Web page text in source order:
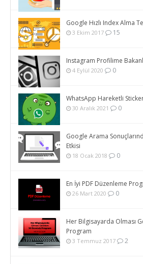
Google Hızlı Index Alma
3 Ekim 2017 15
Instagram Profilime
4 Eylül 2020 0
WhatsApp Hareketli
30 Aralık 2021 0
Google Arama
Etkisi
18 Ocak 2018 0
En İyi PDF Düzenleme
26 Mart 2020 0
Her Bilgisayarda Olması
Program
3 Temmuz 2017 2